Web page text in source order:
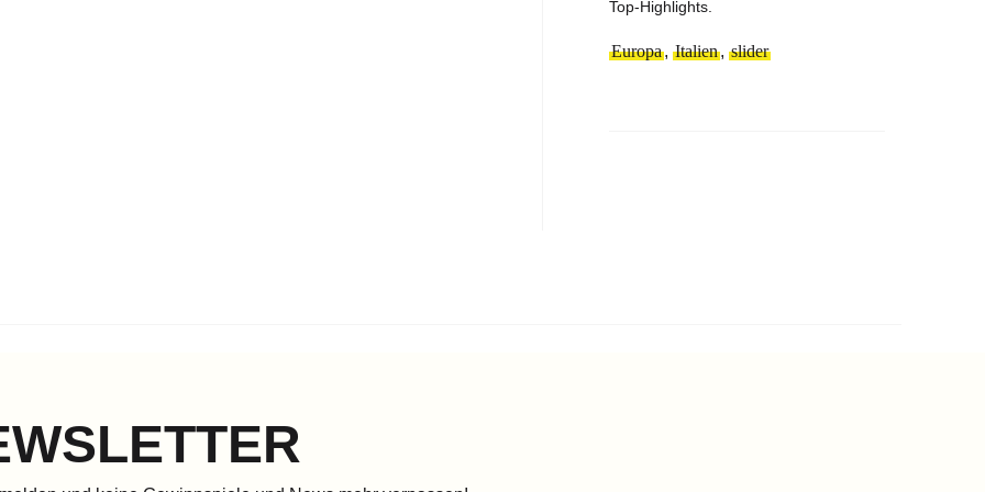
Top-Highlights.
Europa,Italien,slider